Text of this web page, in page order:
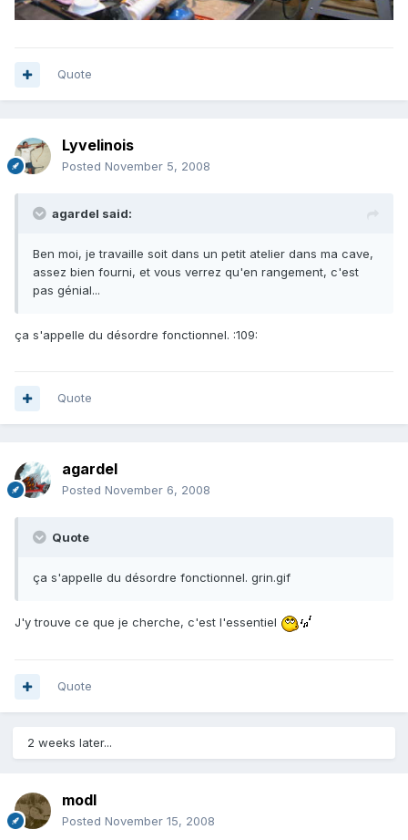
Quote
Lyvelinois
Posted November 5, 2008
agardel said:
Ben moi, je travaille soit dans un petit atelier dans ma cave,
assez bien fourni, et vous verrez qu'en rangement, c'est
pas génial...
ça s'appelle du désordre fonctionnel. :109:
Quote
agardel
Posted November 6, 2008
Quote
ça s'appelle du désordre fonctionnel. grin.gif
J'y trouve ce que je cherche, c'est l'essentiel
Quote
2 weeks later...
modl
Posted November 15, 2008